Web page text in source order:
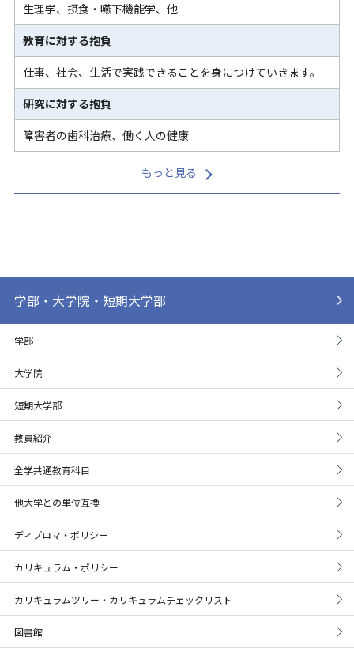
生理学、摂食・嚥下機能学、他
教育に対する抱負
仕事、社会、生活で実践できることを身につけていきます。
研究に対する抱負
障害者の歯科治療、働く人の健康
もっと見る
学部・大学院・短期大学部
学部
大学院
短期大学部
教員紹介
全学共通教育科目
他大学との単位互換
ディプロマ・ポリシー
カリキュラム・ポリシー
カリキュラムツリー・カリキュラムチェックリスト
図書館